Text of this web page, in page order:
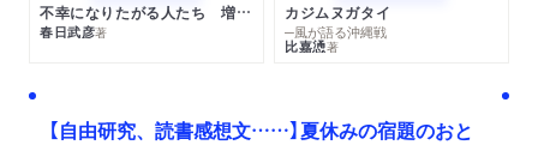
不幸になりたがる人たち 増補新版
春日武彦著
カジムヌガタイ
─風が語る沖縄戦
比嘉慂著
【自由研究、読書感想文……】夏休みの宿題のおと